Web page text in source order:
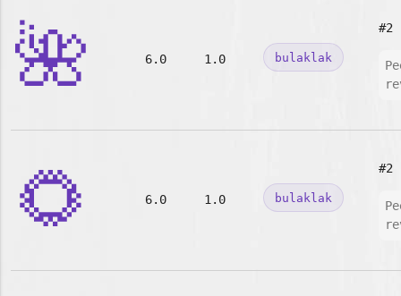
🌺 6.0 1.0 bulaklak
#2
🌻 6.0 1.0 bulaklak
#2